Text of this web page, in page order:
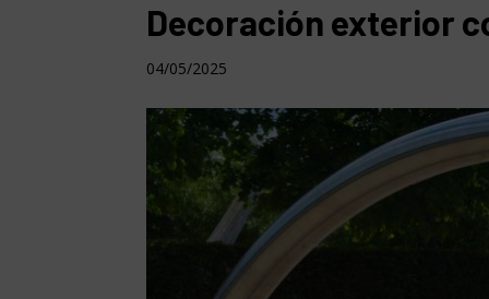
Decoración exterior
04/05/2025